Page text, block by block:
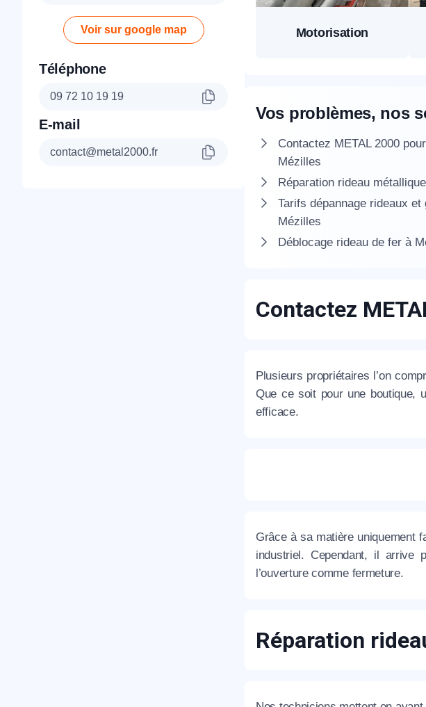
Voir sur google map
Téléphone
09 72 10 19 19
E-mail
contact@metal2000.fr
Motorisation
Vos problèmes, nos
Contactez METAL 2000
Mézilles
Réparation rideau
Tarifs dépannage rideaux
Mézilles
Déblocage rideau de fer à
Contactez
Plusieurs propriétaires l’on
Que ce soit pour une boutique,
efficace.
Grâce à sa matière uniquement
industriel. Cependant, il arrive
l’ouverture comme fermeture.
Réparation
Nous vous
Téléphone
Code Postal